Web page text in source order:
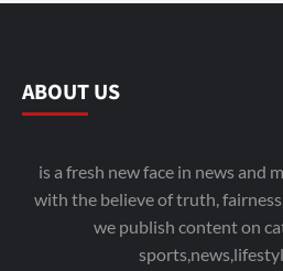
ABOUT US
is a fresh new face in news and
with the believe of truth,
we publish content on